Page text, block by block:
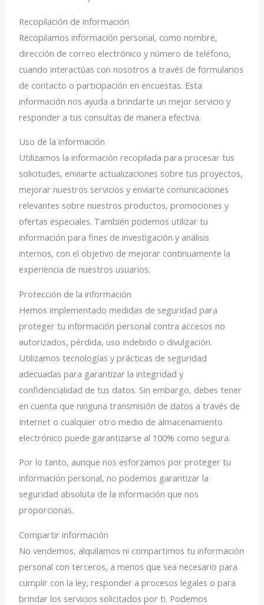
Recopilación de información
Recopilamos información personal, como nombre,
dirección de correo electrónico y número de teléfono,
cuando interactúas con nosotros a través de formularios
de contacto o participación en encuestas. Esta
información nos ayuda a brindarte un mejor servicio y
responder a tus consultas de manera efectiva.
Uso de la información
Utilizamos la información recopilada para procesar tus
solicitudes, enviarte actualizaciones sobre tus proyectos,
mejorar nuestros servicios y enviarte comunicaciones
relevantes sobre nuestros productos, promociones y
ofertas especiales. También podemos utilizar tu
información para fines de investigación y análisis
internos, con el objetivo de mejorar continuamente la
experiencia de nuestros usuarios.
Protección de la información
Hemos implementado medidas de seguridad para
proteger tu información personal contra accesos no
autorizados, pérdida, uso indebido o divulgación.
Utilizamos tecnologías y prácticas de seguridad
adecuadas para garantizar la integridad y
confidencialidad de tus datos. Sin embargo, debes tener
en cuenta que ninguna transmisión de datos a través de
Internet o cualquier otro medio de almacenamiento
electrónico puede garantizarse al 100% como segura.
Por lo tanto, aunque nos esforzamos por proteger tu
información personal, no podemos garantizar la
seguridad absoluta de la información que nos
proporcionas.
Compartir información
No vendemos, alquilamos ni compartimos tu información
personal con terceros, a menos que sea necesario para
cumplir con la ley, responder a procesos legales o para
brindar los servicios solicitados por ti. Podemos